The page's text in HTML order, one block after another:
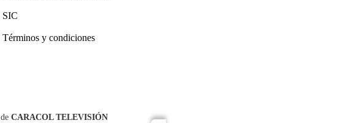
SIC
Términos y condiciones
de CARACOL TELEVISIÓN